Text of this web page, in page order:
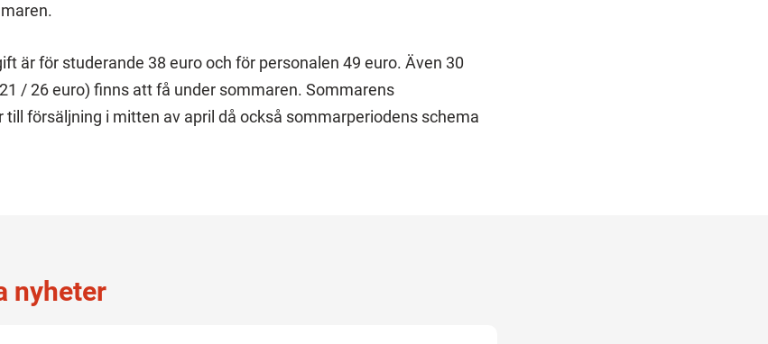
är för studerande 38 euro och för personalen 49 euro. Även 30
/ 26 euro) finns att få under sommaren. Sommarens
försäljning i mitten av april då också sommarperiodens schema
nyheter